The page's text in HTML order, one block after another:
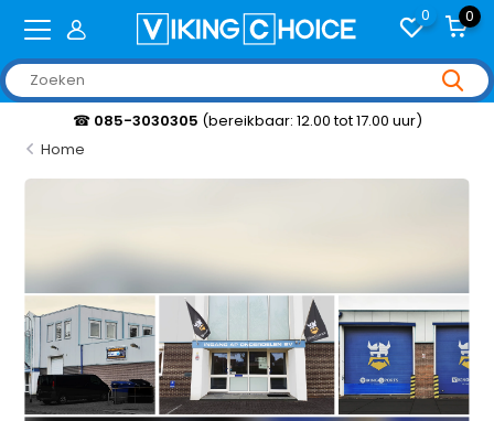
0 0
☎ 085-3030305 (bereikbaar: 12.00 tot 17.00 uur)
Home